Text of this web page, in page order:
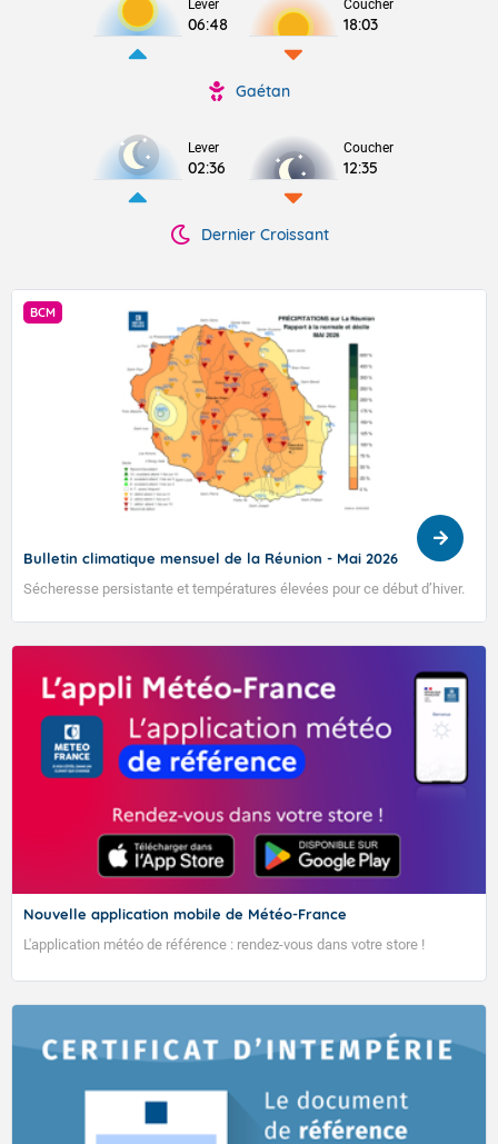
TENDANCE MÉTÉO MENSUELLE DU 27 AVRIL AU 24
Lever
06:48
Coucher
18:03
Gaétan
Lever
02:36
Coucher
12:35
Dernier Croissant
mensuel de la Réunion - Mai 2026
persistante et températures élevées pour ce début d’hiver.
Prévision
Prévision
Nouvelle application mobile de Météo-France
L'application météo de référence : rendez-vous dans votre store !